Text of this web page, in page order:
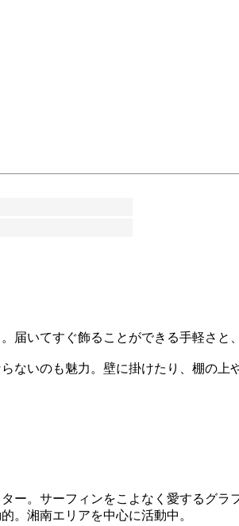
届いてすぐ飾ることができる手軽さと
いのも魅力。壁に掛けたり、棚の上
ー。サーフィンをこよなく愛するグ
。湘南エリアを中心に活動中。